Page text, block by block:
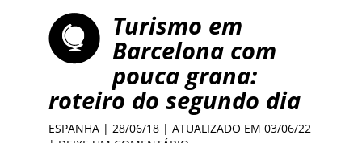
Turismo em
Barcelona com
pouca grana:
roteiro do segundo dia
ESPANHA | 28/06/18 | ATUALIZADO EM 03/06/22